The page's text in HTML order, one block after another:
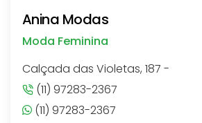
Anina Modas
Moda Feminina
Calçada das Violetas, 187 -
(11) 97283-2367
(11) 97283-2367